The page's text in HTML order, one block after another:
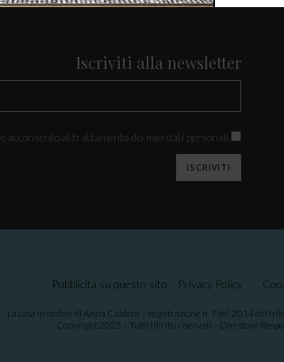
Iscriviti alla newsletter
e acconsento al trattamento dei miei dati personali. *
Privacy Policy
Pubblicità su questo sito
La casa in ordine di Anna Caldera – registrazione n. 7 del 2014 del
Copyright 2025 – Tutti i diritti riservati – Direttore